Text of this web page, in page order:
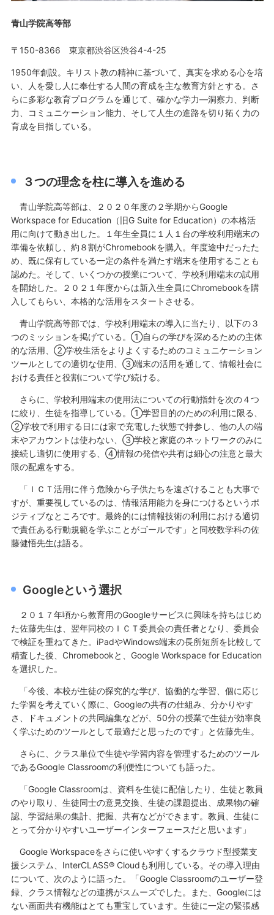
青山学院高等部
〒150-8366 東京都渋谷区渋谷4-4-25
1950年創設。キリスト教の精神に基づいて、真実を求める心を培
い、人を愛し人に奉仕する人間の育成を主な教育方針とする。さ
らに多彩な教育プログラムを通じて、確かな学力—洞察力、判断
力、コミュニケーション能力、そして人生の進路を切り拓く力の
育成を目指している。
３つの理念を柱に導入を進める
青山学院高等部は、２０２０年度の２学期からGoogle
Workspace for Education（旧G Suite for Education）の本格活
用に向けて動き出した。１年生全員に１人１台の学校利用端末の
準備を依頼し、約８割がChromebookを購入。年度途中だったた
め、既に保有している一定の条件を満たす端末を使用することも
認めた。そして、いくつかの授業について、学校利用端末の試用
を開始した。２０２１年度からは新入生全員にChromebookを購
入してもらい、本格的な活用をスタートさせる。
青山学院高等部では、学校利用端末の導入に当たり、以下の３
つのミッションを掲げている。①自らの学びを深めるための主体
的な活用、②学校生活をよりよくするためのコミュニケーション
ツールとしての適切な使用、③端末の活用を通して、情報社会に
おける責任と役割について学び続ける。
さらに、学校利用端末の使用法についての行動指針を次の４つ
に絞り、生徒を指導している。①学習目的のための利用に限る、
②学校で利用する日には家で充電した状態で持参し、他の人の端
末やアカウントは使わない、③学校と家庭のネットワークのみに
接続し適切に使用する、④情報の発信や共有は細心の注意と最大
限の配慮をする。
「ＩＣＴ活用に伴う危険から子供たちを遠ざけることも大事で
すが、重要視しているのは、情報活用能力を身につけるというポ
ジティブなところです。最終的には情報技術の利用における適切
で責任ある行動規範を学ぶことがゴールです」と同校数学科の佐
藤健悟先生は語る。
Googleという選択
２０１７年頃から教育用のGoogleサービスに興味を持ちはじめ
た佐藤先生は、翌年同校のＩＣＴ委員会の責任者となり、委員会
で検証を重ねてきた。iPadやWindows端末の長所短所を比較して
精査した後、Chromebookと、Google Workspace for Education
を選択した。
「今後、本校が生徒の探究的な学び、協働的な学習、個に応じ
た学習を考えていく際に、Googleの共有の仕組み、分かりやす
さ、ドキュメントの共同編集などが、50分の授業で生徒が効率良
く学ぶためのツールとして最適だと思ったのです」と佐藤先生。
さらに、クラス単位で生徒や学習内容を管理するためのツール
であるGoogle Classroomの利便性についても語った。
「Google Classroomは、資料を生徒に配信したり、生徒と教員
のやり取り、生徒同士の意見交換、生徒の課題提出、成果物の確
認、学習結果の集計、把握、共有などができます。教員、生徒に
とって分かりやすいユーザーインターフェースだと思います」
Google Workspaceをさらに使いやすくするクラウド型授業支
援システム、InterCLASS® Cloudも利用している。その導入理由
について、次のように語った。「Google Classroomのユーザー登
録、クラス情報などの連携がスムーズでした。また、Googleには
ない画面共有機能はとても重宝しています。生徒に一定の緊張感